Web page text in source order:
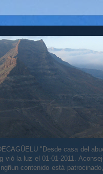
"Desde casa del
la luz el 01-01-2011.
contenido está